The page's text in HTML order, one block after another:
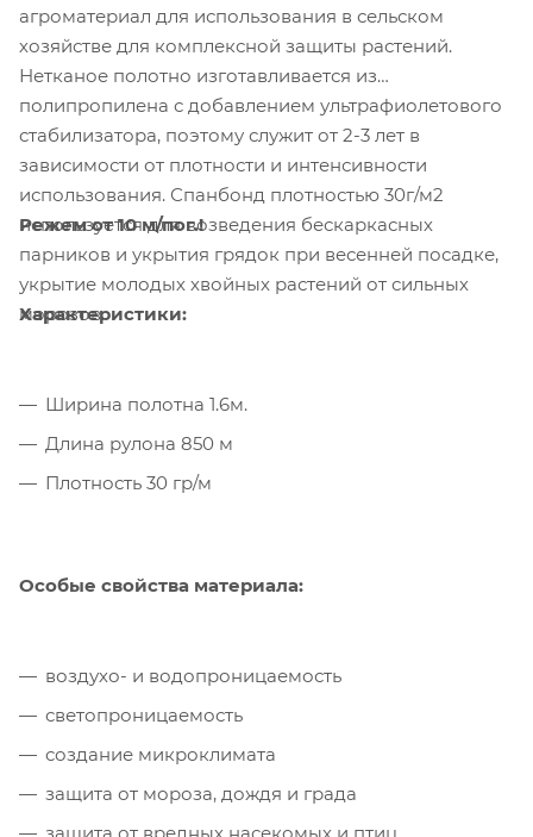
агроматериал для использования в сельском
хозяйстве для комплексной защиты растений.
Нетканое полотно изготавливается из
полипропилена с добавлением ультрафиолетового
стабилизатора, поэтому служит от 2-3 лет в
зависимости от плотности и интенсивности
использования. Спанбонд плотностью 30г/м2
используется для возведения бескаркасных
парников и укрытия грядок при весенней посадке,
укрытие молодых хвойных растений от сильных
морозов.
Режем от 10 м/пог.!
Характеристики:
Ширина полотна 1.6м.
Длина рулона 850 м
Плотность 30 гр/м
Особые свойства материала:
воздухо- и водопроницаемость
светопроницаемость
создание микроклимата
защита от мороза, дождя и града